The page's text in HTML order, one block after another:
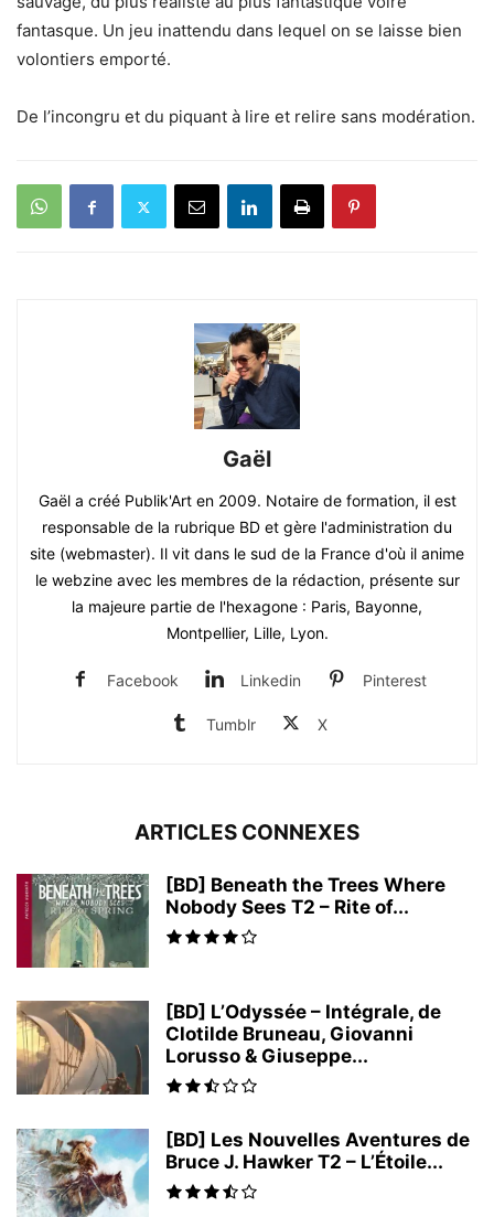
fantasque. Un jeu inattendu dans lequel on se laisse bien
volontiers emporté.
De l’incongru et du piquant à lire et relire sans modération.
Gaël
Gaël a créé Publik'Art en 2009. Notaire de formation, il est
responsable de la rubrique BD et gère l'administration du
site (webmaster). Il vit dans le sud de la France d'où il anime
le webzine avec les membres de la rédaction, présente sur
la majeure partie de l'hexagone : Paris, Bayonne,
Montpellier, Lille, Lyon.
Facebook Linkedin Pinterest
Tumblr X
ARTICLES CONNEXES
[BD] Beneath the Trees Where
Nobody Sees T2 – Rite of...
[BD] L’Odyssée – Intégrale, de
Clotilde Bruneau, Giovanni
Lorusso & Giuseppe...
[BD] Les Nouvelles Aventures de
Bruce J. Hawker T2 – L’Étoile...